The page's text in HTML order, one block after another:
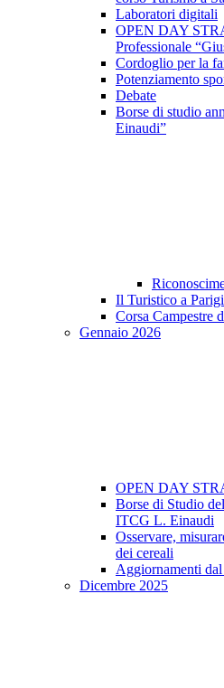
Laboratori digitali
OPEN DAY
Professionale
Cordoglio per la
Potenziamento
Debate
Borse di studio
Einaudi”
Il Turistico a
Corsa Campestre
Gennaio 2026
OPEN DAY
Borse di Studio
ITCG L. Einaudi
Osservare,
dei cereali
Aggiornamenti
Dicembre 2025